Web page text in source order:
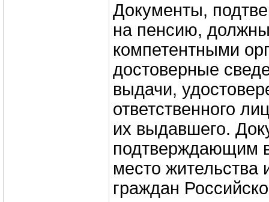
Документы,
на пенсию,
компетентными
достоверные
выдачи,
ответственного
их выдавшего.
подтверждающим
место жительства
граждан